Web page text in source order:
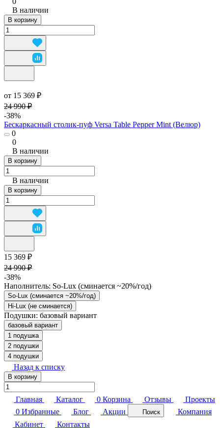
В наличии
В корзину
от 15 369 ₽
24 990 ₽
-38%
Бескаркасный столик-пуф Versa Table Pepper Mint (Велюр)
0
0
В наличии
В корзину
В наличии
В корзину
15 369 ₽
24 990 ₽
-38%
Наполнитель: So-Lux (cминается ~20%/год)
So-Lux (cминается ~20%/год)
Hi-Lux (не сминается)
Подушки: базовый вариант
базовый вариант
1 подушка
2 подушки
4 подушки
Назад к списку
В корзину
Главная Каталог 0 Корзина Отзывы
Проекты
0 Избранные Блог Акции Поиск
Компания
Кабинет
Контакты